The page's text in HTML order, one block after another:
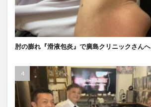
肘の膨れ『滑液包炎』で廣島クリニックさんへ